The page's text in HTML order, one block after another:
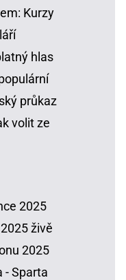
Kurzy
hlas
průkaz
volit ze
2025
živě
2025
- Sparta